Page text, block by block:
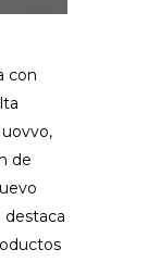
con
de
destaca